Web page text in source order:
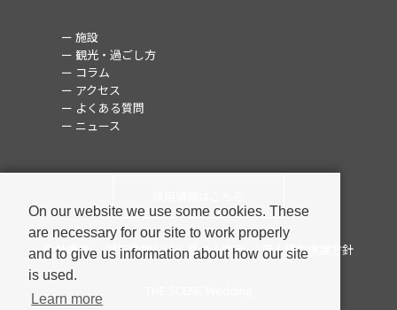
ー 施設
ー 観光・過ごし方
ー コラム
ー アクセス
ー よくある質問
ー ニュース
会社概要 特定商取引法に基づく表示 個人情報保護方針
On our website we use some cookies. These
are necessary for our site to work properly
and to give us information about how our site
is used.
Learn more